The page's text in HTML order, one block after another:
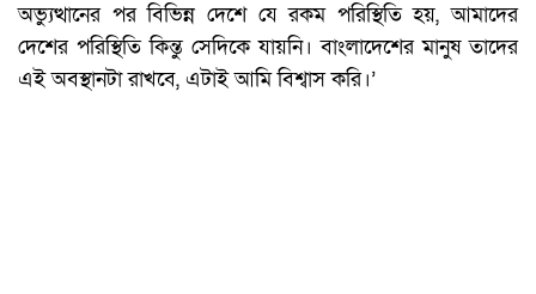
অভ্যুত্থানের পর বিভিন্ন দেশে যে রকম পরিস্থিতি হয়, আমাদের
দেশের পরিস্থিতি কিন্তু সেদিকে যায়নি। বাংলাদেশের মানুষ তাদের
এই অবস্থানটা রাখবে, এটাই আমি বিশ্বাস করি।’